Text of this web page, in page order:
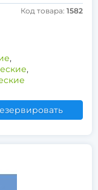
Код товара: 1582
,
,